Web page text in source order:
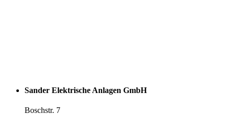
Sander Elektrische Anlagen GmbH
Boschstr. 7